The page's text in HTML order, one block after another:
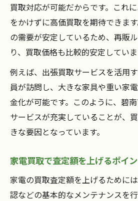
買取対応が可能だからです。これ
をかけずに高価買取を期待できま
の需要が安定しているため、再販
り、買取価格も比較的安定していま
例えば、出張買取サービスを活用
員が訪問し、大きな家具や重い家
金化が可能です。このように、碧
サービスが充実していることが、
きな要因となっています。
家電買取で査定額を上げるポイ
家電の買取査定額を上げるために
認などの基本的なメンテナンスを行